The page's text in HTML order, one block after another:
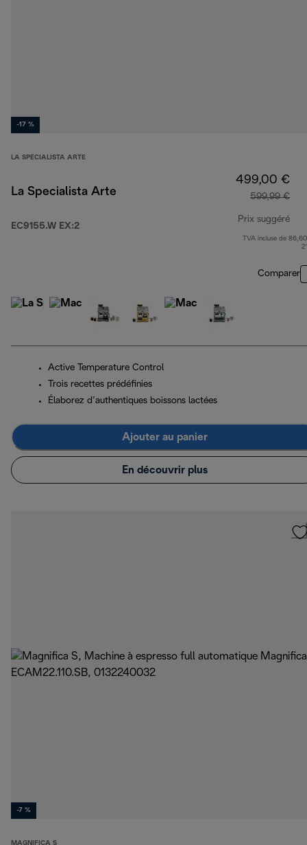
-17 %
LA SPECIALISTA ARTE
La Specialista Arte
EC9155.W EX:2
499,00 €
599,99 €
Prix suggéré
TVA incluse de
Comparer
Active Temperature Control
Trois recettes prédéfinies
Élaborez d’authentiques boissons lactées
Ajouter au panier
En découvrir plus
-7 %
MAGNIFICA S